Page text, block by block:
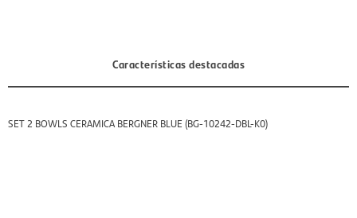
Características destacadas
SET 2 BOWLS CERAMICA BERGNER BLUE (BG-10242-DBL-K0)